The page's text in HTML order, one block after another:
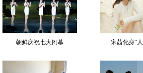
朝鲜庆祝七大闭幕 宋茜化身“